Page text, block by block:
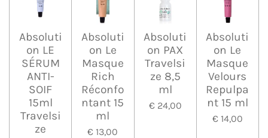
Absoluti
on LE
SÉRUM
ANTI-
SOIF
15ml
Travelsi
ze
Absoluti
on Le
Masque
Rich
Réconfo
ntant 15
ml
€ 13,00
Absoluti
on PAX
Travelsi
ze 8,5
ml
€ 24,00
Absoluti
on Le
Masque
Velours
Repulpa
nt 15 ml
€ 14,00